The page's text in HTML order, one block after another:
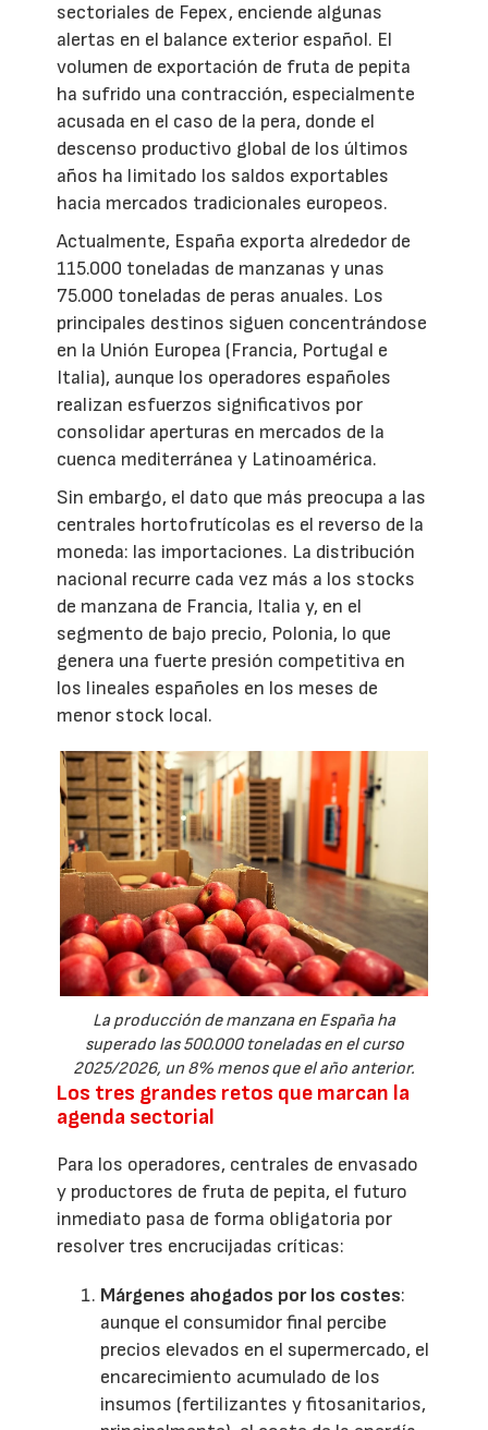
sectoriales de Fepex, enciende algunas
alertas en el balance exterior español. El
volumen de exportación de fruta de pepita
ha sufrido una contracción, especialmente
acusada en el caso de la pera, donde el
descenso productivo global de los últimos
años ha limitado los saldos exportables
hacia mercados tradicionales europeos.
Actualmente, España exporta alrededor de
115.000 toneladas de manzanas y unas
75.000 toneladas de peras anuales. Los
principales destinos siguen concentrándose
en la Unión Europea (Francia, Portugal e
Italia), aunque los operadores españoles
realizan esfuerzos significativos por
consolidar aperturas en mercados de la
cuenca mediterránea y Latinoamérica.
Sin embargo, el dato que más preocupa a las
centrales hortofrutícolas es el reverso de la
moneda: las importaciones. La distribución
nacional recurre cada vez más a los stocks
de manzana de Francia, Italia y, en el
segmento de bajo precio, Polonia, lo que
genera una fuerte presión competitiva en
los lineales españoles en los meses de
menor stock local.
La producción de manzana en España ha
superado las 500.000 toneladas en el curso
2025/2026, un 8% menos que el año anterior.
Los tres grandes retos que marcan la
agenda sectorial
Para los operadores, centrales de envasado
y productores de fruta de pepita, el futuro
inmediato pasa de forma obligatoria por
resolver tres encrucijadas críticas:
Márgenes ahogados por los costes:
aunque el consumidor final percibe
precios elevados en el supermercado, el
encarecimiento acumulado de los
insumos (fertilizantes y fitosanitarios,